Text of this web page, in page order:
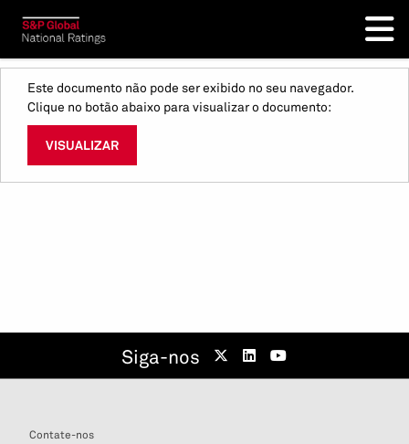
Este documento não pode ser exibido no seu navegador.
Clique no botão abaixo para visualizar o documento:
VISUALIZAR
Siga-nos
Contate-nos